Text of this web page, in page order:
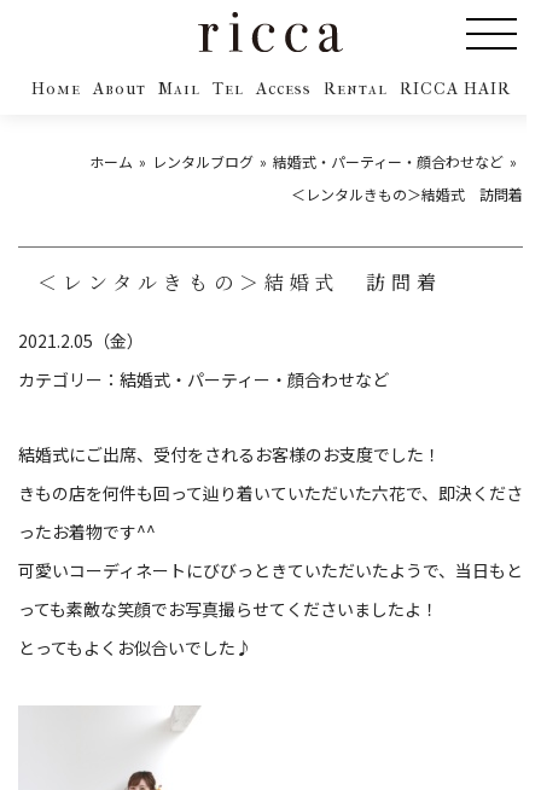
Home About Mail Tel Access Rental RICCA HAIR
ホーム レンタルブログ
結婚式・パーティー・顔合わせなど
＜レンタルきもの＞結婚式 訪問着
＜レンタルきもの＞結婚式 訪問着
2021.2.05（金）
カテゴリー： 結婚式・パーティー・顔合わせなど
結婚式にご出席、受付をされるお客様のお支度でした！
きもの店を何件も回って辿り着いていただいた六花で、即決くださ
ったお着物です^^
可愛いコーディネートにびびっときていただいたようで、当日もと
っても素敵な笑顔でお写真撮らせてくださいましたよ！
とってもよくお似合いでした♪